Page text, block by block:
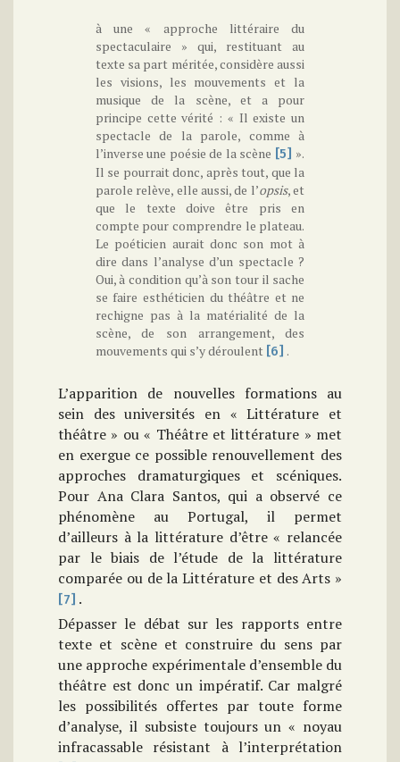
à une « approche littéraire du
spectaculaire » qui, restituant au
texte sa part méritée, considère aussi
les visions, les mouvements et la
musique de la scène, et a pour
principe cette vérité : « Il existe un
spectacle de la parole, comme à
l’inverse une poésie de la scène [5] ».
Il se pourrait donc, après tout, que la
parole relève, elle aussi, de l’opsis, et
que le texte doive être pris en
compte pour comprendre le plateau.
Le poéticien aurait donc son mot à
dire dans l’analyse d’un spectacle ?
Oui, à condition qu’à son tour il sache
se faire esthéticien du théâtre et ne
rechigne pas à la matérialité de la
scène, de son arrangement, des
mouvements qui s’y déroulent [6] .
L’apparition de nouvelles formations au
sein des universités en « Littérature et
théâtre » ou « Théâtre et littérature » met
en exergue ce possible renouvellement des
approches dramaturgiques et scéniques.
Pour Ana Clara Santos, qui a observé ce
phénomène au Portugal, il permet
d’ailleurs à la littérature d’être « relancée
par le biais de l’étude de la littérature
comparée ou de la Littérature et des Arts »
[7] .
Dépasser le débat sur les rapports entre
texte et scène et construire du sens par
une approche expérimentale d’ensemble du
théâtre est donc un impératif. Car malgré
les possibilités offertes par toute forme
d’analyse, il subsiste toujours un « noyau
infracassable résistant à l’interprétation